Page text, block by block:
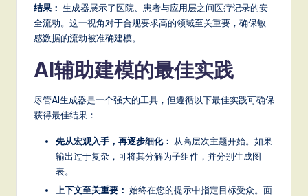
结果： 生成器展示了医院、患者与应用层之间医疗记录的安
全流动。这一视角对于合规要求高的领域至关重要，确保敏
感数据的流动被准确建模。
AI辅助建模的最佳实践
尽管AI生成器是一个强大的工具，但遵循以下最佳实践可确保
获得最佳结果：
先从宏观入手，再逐步细化：
从高层次主题开始。如果
输出过于复杂，可将其分解为子组件，并分别生成图
表。
上下文至关重要： 始终在您的提示中指定目标受众。面